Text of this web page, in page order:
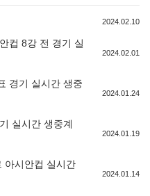
2024.02.10
컵 8강 전 경기 실
2024.02.01
경기 실시간 생중
2024.01.24
실시간 생중계
2024.01.19
아시안컵 실시간
2024.01.14